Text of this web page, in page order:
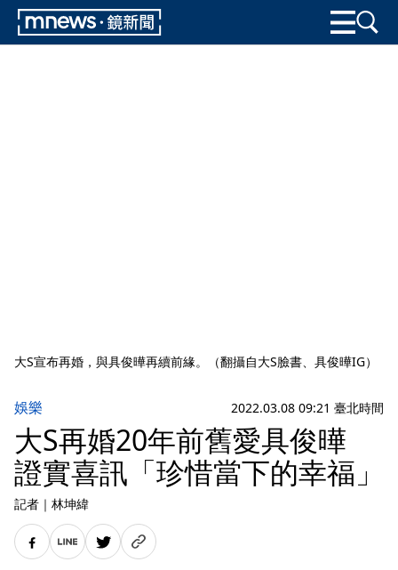
大S宣布再婚，與具俊曄再續前緣。（翻攝自大S臉書、具俊曄IG）
娛樂 2022.03.08 09:21 臺北時間
大S再婚20年前舊愛具俊曄
證實喜訊「珍惜當下的幸福」
記者 ｜ 林坤緯